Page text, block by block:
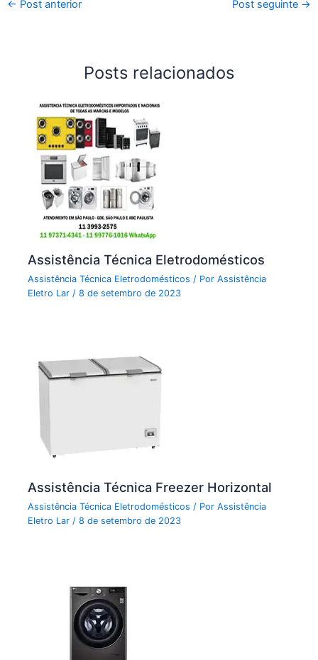
← Post anterior Post seguinte →
Posts relacionados
Assistência Técnica Eletrodomésticos
Assistência Técnica Eletrodomésticos / PorAssistência
Eletro Lar/8 de setembro de 2023
Assistência Técnica Freezer Horizontal
Assistência Técnica Eletrodomésticos / PorAssistência
Eletro Lar/8 de setembro de 2023